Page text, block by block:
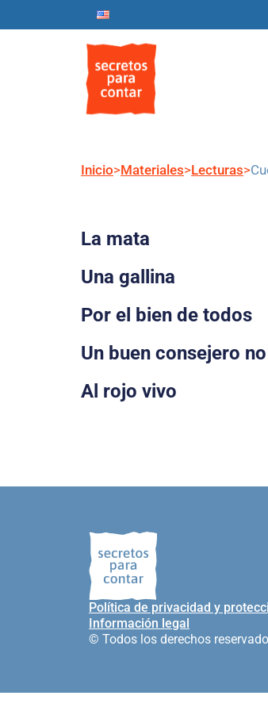
Inicio>Materiales>Lecturas>
La mata
Una gallina
Por el bien de todos
Un buen consejero
Al rojo vivo
Política de privacidad y
Información legal
© Todos los derechos